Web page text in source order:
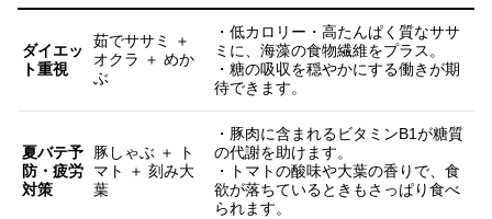
ダイエッ
ト重視
茹でササミ ＋
オクラ ＋ めか
ぶ
・低カロリー・高たんぱく質なササ
ミに、海藻の食物繊維をプラス。
・糖の吸収を穏やかにする働きが期
待できます。
夏バテ予
防・疲労
対策
豚しゃぶ ＋ ト
マト ＋ 刻み大
葉
・豚肉に含まれるビタミンB1が糖質
の代謝を助けます。
・トマトの酸味や大葉の香りで、食
欲が落ちているときもさっぱり食べ
られます。